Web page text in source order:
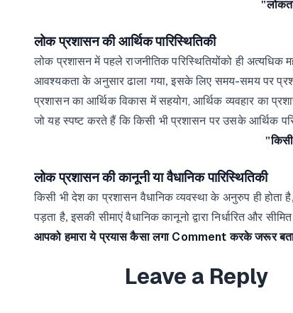
लोकप्रशासनकी आर्थिकपारिस्थितिकी
लोक प्रशासन में पहले राजनीतिक परिस्थितियोंको ही अत्यधिक
आवश्यकता के अनुसार ढाला गया,इसके लिए समय-समय पर
प्रशासन का आर्थिक विकास में सहयोग, आर्थिक व्यवहार का
जो यह स्पष्ट करते हैं कि किसी भी प्रशासन पर उसके आर्थिक
लोकप्रशासनकीकानूनीयावैधानिकपारिस्थितिकी
किसी भी देश का प्रशासन वैधानिक व्यवस्था के अनुरुप ही होता
पड़ता है,इसकी सीमाएं वैधानिक कानूनो द्वारा निर्धारित और सीमित
आपको हमारा ये प्रयास कैसा लगा Commentकरके जरूर
Leave a Reply